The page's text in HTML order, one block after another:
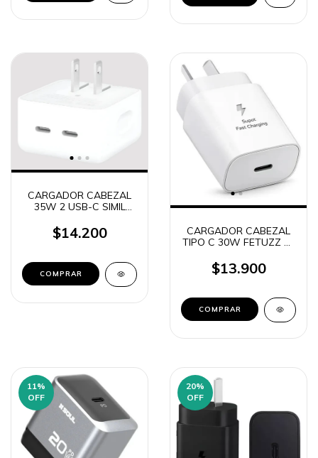
CARGADOR CABEZAL
35W 2 USB-C SIMIL
PRO MAX
$14.200
CARGADOR CABEZAL
TIPO C 30W FETUZZ D-
$13.900
11%
OFF
20%
OFF